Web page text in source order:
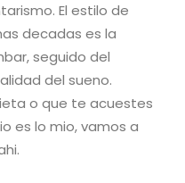
El estilo de
decadas es la
seguido del
del sueno.
o que te acuestes
es lo mio, vamos a